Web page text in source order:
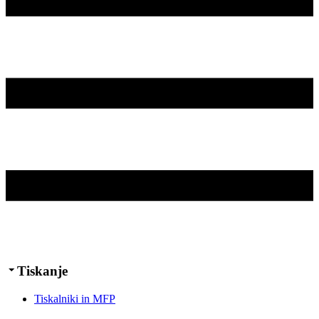
Tiskanje
Tiskalniki in MFP